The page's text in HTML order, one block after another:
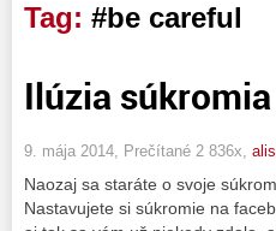
Tag: #be careful
Ilúzia súkromia
9. mája 2014, Prečítané 2 836x,
Naozaj sa staráte o svoje
Nastavujete si súkromie na